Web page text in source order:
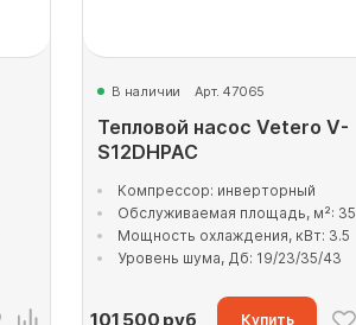
В наличии Арт. 47065
Тепловой насос Vetero V-
S12DHPAC
Компрессор: инверторный
Обслуживаемая площадь, м²: 35
Мощность охлаждения, кВт: 3.5
Уровень шума, Дб: 19/23/35/43
101 500 руб Купить